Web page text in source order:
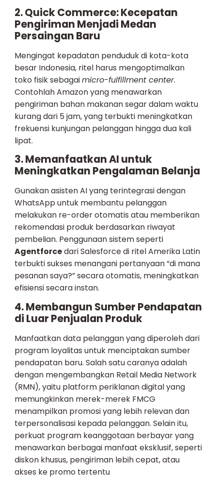
2. Quick Commerce: Kecepatan
Pengiriman Menjadi Medan
Persaingan Baru
Mengingat kepadatan penduduk di kota-kota
besar Indonesia, ritel harus mengoptimalkan
toko fisik sebagaimicro-fulfillment center.
Contohlah Amazon yang menawarkan
pengiriman bahan makanan segar dalam waktu
kurang dari 5 jam, yang terbukti meningkatkan
frekuensi kunjungan pelanggan hingga dua kali
lipat.
3. Memanfaatkan AI untuk
Meningkatkan Pengalaman Belanja
Gunakan asisten AI yang terintegrasi dengan
WhatsApp untuk membantu pelanggan
melakukan re-order otomatis atau memberikan
rekomendasi produk berdasarkan riwayat
pembelian. Penggunaan sistem seperti
Agentforcedari Salesforce di ritel Amerika Latin
terbukti sukses menangani pertanyaan “di mana
pesanan saya?” secara otomatis, meningkatkan
efisiensi secara instan.
4. Membangun Sumber Pendapatan
di Luar Penjualan Produk
Manfaatkan data pelanggan yang diperoleh dari
program loyalitas untuk menciptakan sumber
pendapatan baru. Salah satu caranya adalah
dengan mengembangkan Retail Media Network
(RMN), yaitu platform periklanan digital yang
memungkinkan merek-merek FMCG
menampilkan promosi yang lebih relevan dan
terpersonalisasi kepada pelanggan. Selain itu,
perkuat program keanggotaan berbayar yang
menawarkan berbagai manfaat eksklusif, seperti
diskon khusus, pengiriman lebih cepat, atau
akses ke promo tertentu